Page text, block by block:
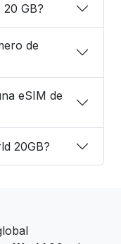
GB?
de
eSIM de
20GB?